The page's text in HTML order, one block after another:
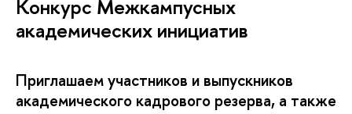
Конкурс Межкампусных
академических инициатив
Приглашаем участников и выпускников
академического кадрового резерва, а также